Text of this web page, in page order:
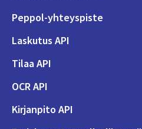
Peppol-yhteyspiste
Laskutus API
Tilaa API
OCR API
Kirjanpito API